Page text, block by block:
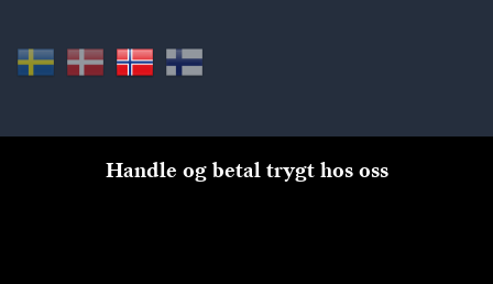
Handle og betal trygt hos oss